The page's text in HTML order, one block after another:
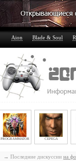
Aion Blade & Soul
PROGRAMMATOR CEPEGA
→ Последние дискуссии на